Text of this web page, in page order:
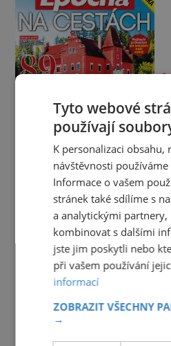
Tyto webové
používají
K personalizaci obsahu,
návštěvnosti
Informace o vašem
stránek také sdílíme s
a analytickými
kombinovat s dalšími
jste jim poskytli nebo
při vašem používání
informací
ZOBRAZIT VŠECHNY
→